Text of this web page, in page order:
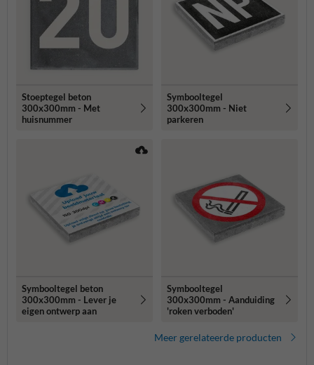
Stoeptegel beton
300x300mm - Met
huisnummer
Symbooltegel
300x300mm - Niet
parkeren
Symbooltegel beton
300x300mm - Lever je
eigen ontwerp aan
Symbooltegel
300x300mm - Aanduiding
'roken verboden'
Meer gerelateerde producten